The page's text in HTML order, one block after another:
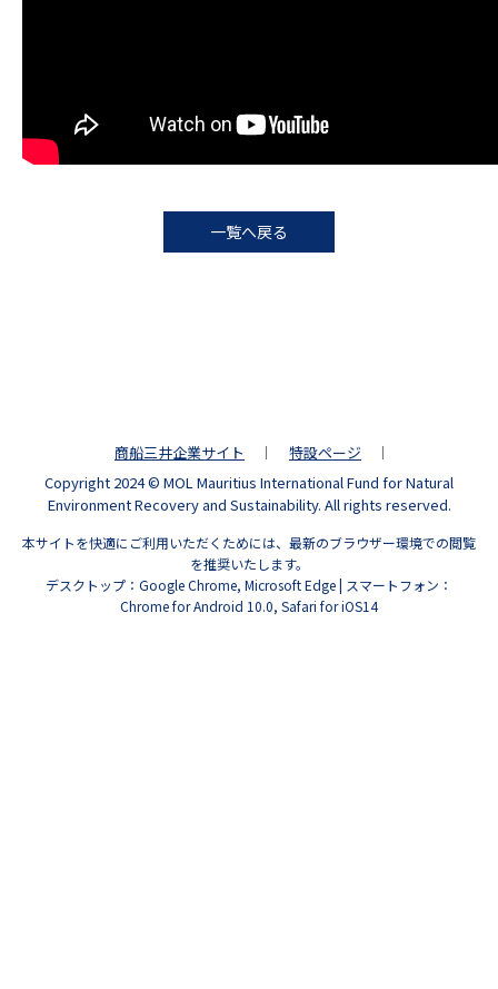
一覧へ戻る
商船三井企業サイト
特設ページ
Copyright 2024 © MOL Mauritius International Fund for Natural
Environment Recovery and Sustainability. All rights reserved.
本サイトを快適にご利用いただくためには、最新のブラウザー環境での閲覧
を推奨いたします。
デスクトップ：Google Chrome, Microsoft Edge | スマートフォン：
Chrome for Android 10.0, Safari for iOS14